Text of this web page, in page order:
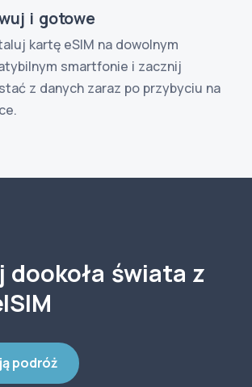
i gotowe
kartę eSIM na dowolnym
smartfonie i zacznij
z danych zaraz po przybyciu na
dookoła świata z
podróż